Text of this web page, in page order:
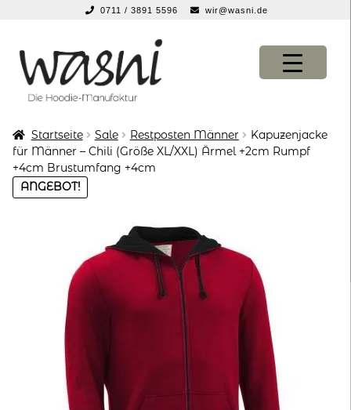
0711 / 3891 5596 wir@wasni.de
Navigation
springen
Inhalt
springen
KONFIGURATOR
KONFIGURATOR
SHOP
Startseite Sale Restposten Männer
Kapuzenjacke
für Männer – Chili (Größe XL/XXL) Ärmel +2cm Rumpf
+4cm Brustumfang +4cm
ANGEBOT!